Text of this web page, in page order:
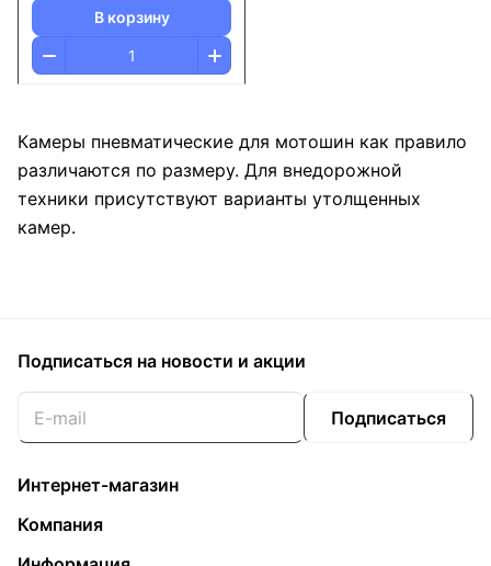
В корзину
Камеры пневматические для мотошин как правило
различаются по размеру. Для внедорожной
техники присутствуют варианты утолщенных
камер.
Подписаться на новости и акции
Подписаться
Интернет-магазин
Компания